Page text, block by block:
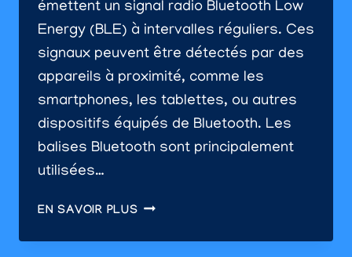
émettent un signal radio Bluetooth Low
Energy (BLE) à intervalles réguliers. Ces
signaux peuvent être détectés par des
appareils à proximité, comme les
smartphones, les tablettes, ou autres
dispositifs équipés de Bluetooth. Les
balises Bluetooth sont principalement
utilisées…
EN SAVOIR PLUSINTÉGRER
BALISES